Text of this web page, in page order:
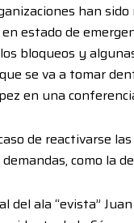
han
estado de
bloqueos y
se va a tomar
en una
de reactivarse
como la
ala “evista”